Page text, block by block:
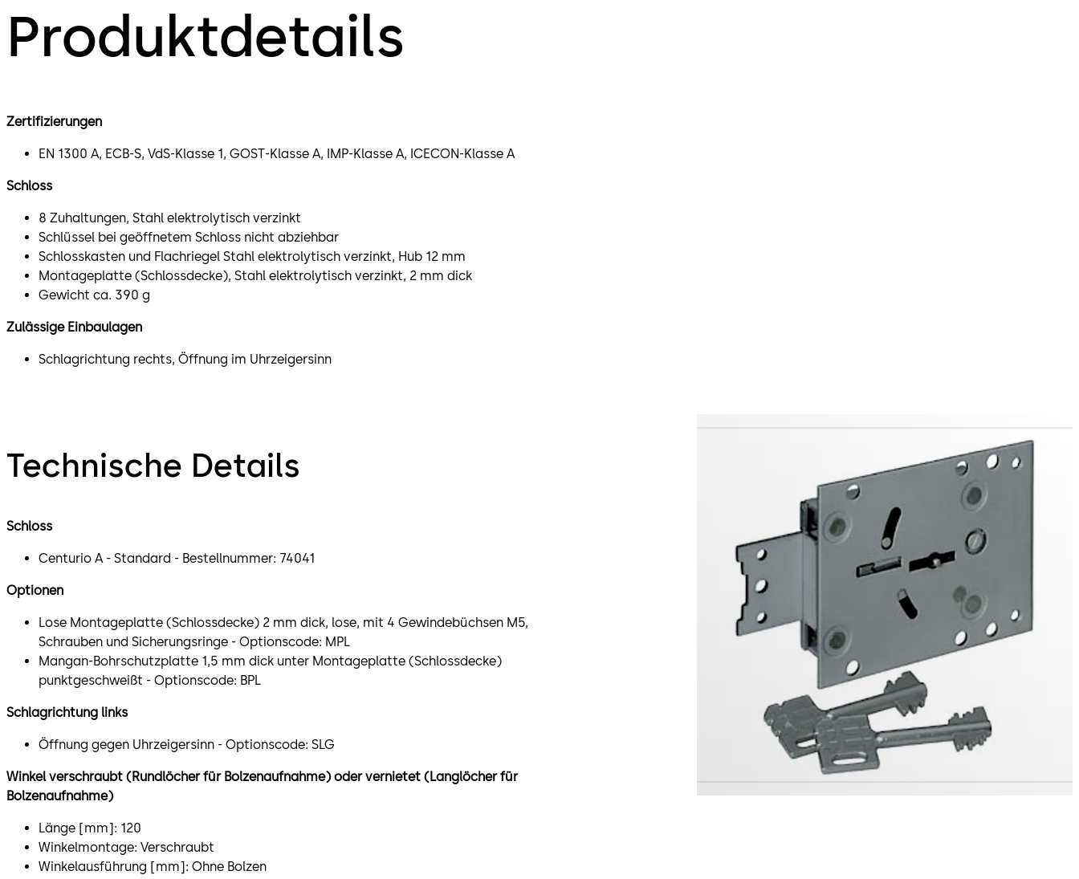
Produktdetails
Zertifizierungen
EN 1300 A, ECB-S, VdS-Klasse 1, GOST-Klasse A, IMP-Klasse A, ICECON-Klasse A
Schloss
8 Zuhaltungen, Stahl elektrolytisch verzinkt
Schlüssel bei geöffnetem Schloss nicht abziehbar
Schlosskasten und Flachriegel Stahl elektrolytisch verzinkt, Hub 12 mm
Montageplatte (Schlossdecke), Stahl elektrolytisch verzinkt, 2 mm dick
Gewicht ca. 390 g
Zulässige Einbaulagen
Schlagrichtung rechts, Öffnung im Uhrzeigersinn
Technische Details
Schloss
Centurio A - Standard - Bestellnummer: 74041
Optionen
Lose Montageplatte (Schlossdecke) 2 mm dick, lose, mit 4 Gewindebüchsen M5,
Schrauben und Sicherungsringe - Optionscode: MPL
Mangan-Bohrschutzplatte 1,5 mm dick unter Montageplatte (Schlossdecke)
punktgeschweißt - Optionscode: BPL
Schlagrichtung links
Öffnung gegen Uhrzeigersinn - Optionscode: SLG
Winkel verschraubt (Rundlöcher für Bolzenaufnahme) oder vernietet (Langlöcher für
Bolzenaufnahme)
Länge [mm]: 120
Winkelmontage: Verschraubt
Winkelausführung [mm]: Ohne Bolzen